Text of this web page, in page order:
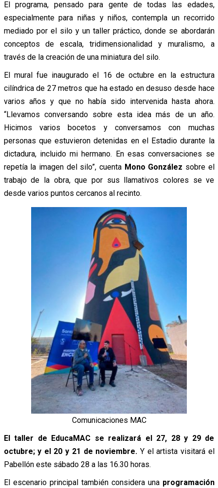
El programa, pensado para gente de todas las edades,
especialmente para niñas y niños, contempla un recorrido
mediado por el silo y un taller práctico, donde se abordarán
conceptos de escala, tridimensionalidad y muralismo, a
través de la creación de una miniatura del silo.
El mural fue inaugurado el 16 de octubre en la estructura
cilíndrica de 27 metros que ha estado en desuso desde hace
varios años y que no había sido intervenida hasta ahora.
“Llevamos conversando sobre esta idea más de un año.
Hicimos varios bocetos y conversamos con muchas
personas que estuvieron detenidas en el Estadio durante la
dictadura, incluido mi hermano. En esas conversaciones se
repetía la imagen del silo”, cuentaMono González sobre el
trabajo de la obra, que por sus llamativos colores se ve
desde varios puntos cercanos al recinto.
Comunicaciones MAC
El taller de EducaMAC se realizará el 27, 28 y 29 de
octubre; y el 20 y 21 de noviembre. Y el artista visitará el
Pabellón este sábado 28 a las 16.30 horas.
El escenario principal también considera una programación